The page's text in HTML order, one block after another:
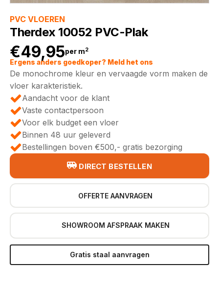
PVC VLOEREN
Therdex 10052 PVC-Plak
€49,95per m2
Ergens anders goedkoper? Meld het ons
De monochrome kleur en vervaagde vorm maken de
vloer karakteristiek.
Aandacht voor de klant
Vaste contactpersoon
Voor elk budget een vloer
Binnen 48 uur geleverd
Bestellingen boven €500,- gratis bezorging
DIRECT BESTELLEN
OFFERTE AANVRAGEN
SHOWROOM AFSPRAAK MAKEN
Gratis staal aanvragen